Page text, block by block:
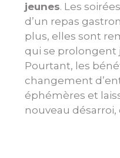
jeunes. Les
d’un repas
plus, elles sont
qui se prolongent
Pourtant, les
changement
éphémères et
nouveau